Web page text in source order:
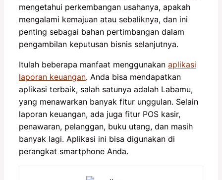
mengetahui perkembangan usahanya, apakah
mengalami kemajuan atau sebaliknya, dan ini
penting sebagai bahan pertimbangan dalam
pengambilan keputusan bisnis selanjutnya.
Itulah beberapa manfaat menggunakan aplikasi
laporan keuangan. Anda bisa mendapatkan
aplikasi terbaik, salah satunya adalah Labamu,
yang menawarkan banyak fitur unggulan. Selain
laporan keuangan, ada juga fitur POS kasir,
penawaran, pelanggan, buku utang, dan masih
banyak lagi. Aplikasi ini bisa digunakan di
perangkat smartphone Anda.